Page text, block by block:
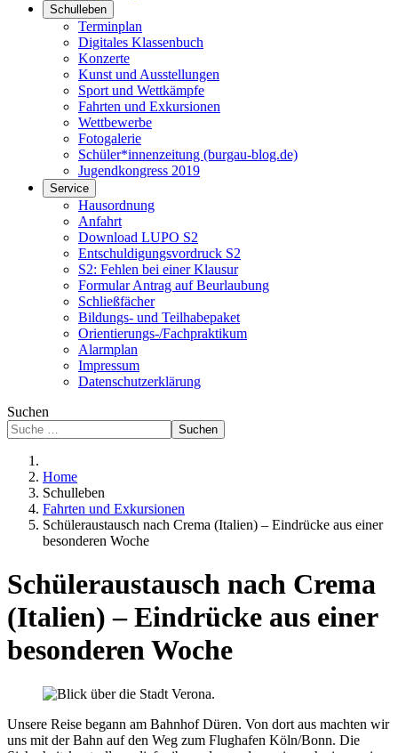
Schulleben
Terminplan
Digitales Klassenbuch
Konzerte
Kunst und Ausstellungen
Sport und Wettkämpfe
Fahrten und Exkursionen
Wettbewerbe
Fotogalerie
Schüler*innenzeitung (burgau-blog.de)
Jugendkongress 2019
Service
Hausordnung
Anfahrt
Download LUPO S2
Entschuldigungsvordruck S2
S2: Fehlen bei einer Klausur
Formular Antrag auf Beurlaubung
Schließfächer
Bildungs- und Teilhabepaket
Orientierungs-/Fachpraktikum
Alarmplan
Impressum
Datenschutzerklärung
Suchen
Suchen
Home
Schulleben
Fahrten und Exkursionen
Schüleraustausch nach Crema (Italien) – Eindrücke aus einer
besonderen Woche
Schüleraustausch nach Crema
(Italien) – Eindrücke aus einer
besonderen Woche
Unsere Reise begann am Bahnhof Düren. Von dort aus machten wir
uns mit der Bahn auf den Weg zum Flughafen Köln/Bonn. Die